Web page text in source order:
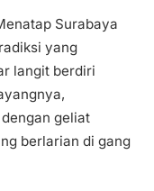
Surabaya
yang
langit berdiri
geliat
berlarian di gang